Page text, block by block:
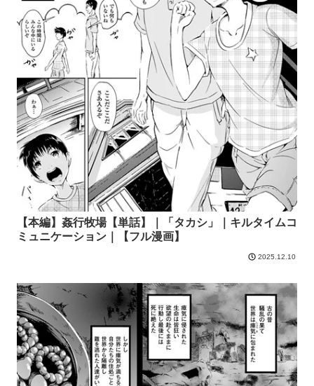
【本編】姦行牧場【単話】｜「タカシ」｜キルタイムコ
ミュニケーション｜【フル漫画】
2025.12.10